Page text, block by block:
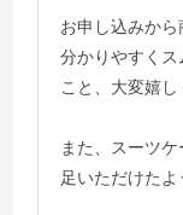
お申し込みから
分かりやすく
こと、大変嬉し
また、スーツ
足いただけたよ